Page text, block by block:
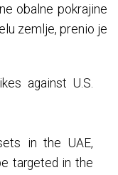
obalne pokrajine
zemlje, prenio je
against U.S.
in the UAE,
targeted in the